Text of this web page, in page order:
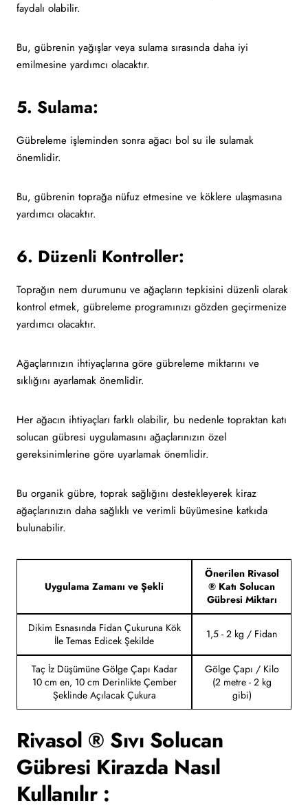
faydalı olabilir.
Bu, gübrenin yağışlar veya sulama sırasında daha iyi
emilmesine yardımcı olacaktır.
5. Sulama:
Gübreleme işleminden sonra ağacı bol su ile sulamak
önemlidir.
Bu, gübrenin toprağa nüfuz etmesine ve köklere ulaşmasına
yardımcı olacaktır.
6. Düzenli Kontroller:
Toprağın nem durumunu ve ağaçların tepkisini düzenli olarak
kontrol etmek, gübreleme programınızı gözden geçirmenize
yardımcı olacaktır.
Ağaçlarınızın ihtiyaçlarına göre gübreleme miktarını ve
sıklığını ayarlamak önemlidir.
Her ağacın ihtiyaçları farklı olabilir, bu nedenle topraktan katı
solucan gübresi uygulamasını ağaçlarınızın özel
gereksinimlerine göre uyarlamak önemlidir.
Bu organik gübre, toprak sağlığını destekleyerek kiraz
ağaçlarınızın daha sağlıklı ve verimli büyümesine katkıda
bulunabilir.
Uygulama Zamanı ve Şekli
Önerilen Rivasol
® Katı Solucan
Gübresi Miktarı
Dikim Esnasında Fidan Çukuruna Kök
İle Temas Edicek Şekilde
1,5 - 2 kg / Fidan
Taç İz Düşümüne Gölge Çapı Kadar
10 cm en, 10 cm Derinlikte Çember
Şeklinde Açılacak Çukura
Gölge Çapı / Kilo
(2 metre - 2 kg
gibi)
Rivasol ® Sıvı Solucan
Gübresi Kirazda Nasıl
Kullanılır :